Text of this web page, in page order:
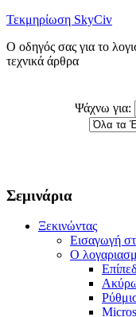
Τεκμηρίωση SkyCiv
Ο οδηγός σας για το
τεχνικά άρθρα
Ψάχνω για:
Σεμινάρια
Ξεκινώντας
Εισαγωγή
Ο